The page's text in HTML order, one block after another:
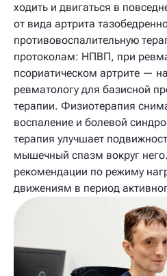
ходить и двигаться в
от вида артрита
противовоспалительную
протоколам: НПВП, при
псориатическом артрите —
ревматологу для базисной
терапии. Физиотерапия
воспаление и болевой
терапия улучшает
мышечный спазм вокруг
рекомендации по режиму
движениям в период